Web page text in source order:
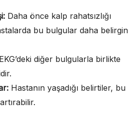
Daha önce kalp rahatsızlığı
bu bulgular daha belirgin
EKG’deki diğer bulgularla birlikte
Hastanın yaşadığı belirtiler, bu